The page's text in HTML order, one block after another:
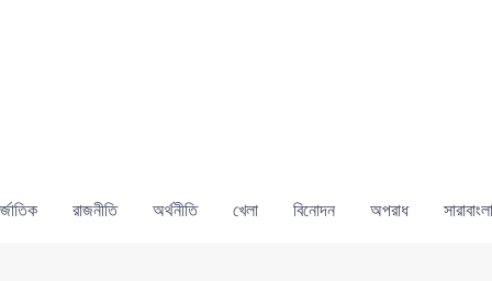
রাজনীতি অর্থনীতি খেলা বিনোদন অপরাধ সারাবাংলা